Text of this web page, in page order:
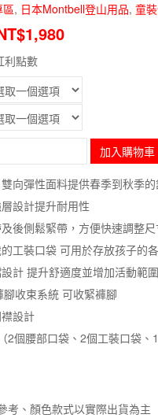
區, 日本Montbell登山用品, 童
1,980
點數
加入購物車
向彈性面料提供春季到秋季
設計提升耐用性
後側鬆緊帶，方便快速調整
工裝口袋 可用於存放孩子的
計 提升舒適度並增加活動範圍
收束系統 可收緊褲腳
設計
2個腰部口袋、2個工裝口袋、1
考、顏色款式以實際出貨為主